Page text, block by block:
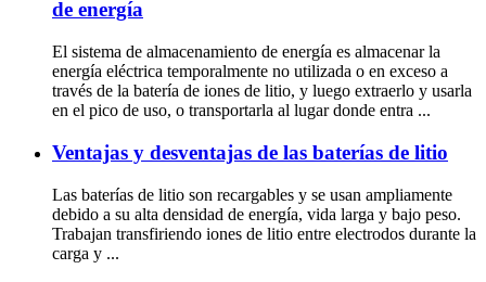
de energía
El sistema de almacenamiento de energía es almacenar la
energía eléctrica temporalmente no utilizada o en exceso a
través de la batería de iones de litio, y luego extraerlo y usarla
en el pico de uso, o transportarla al lugar donde entra ...
Ventajas y desventajas de las baterías de litio
Las baterías de litio son recargables y se usan ampliamente
debido a su alta densidad de energía, vida larga y bajo peso.
Trabajan transfiriendo iones de litio entre electrodos durante la
carga y ...